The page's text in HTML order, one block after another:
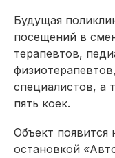
Будущая
посещений в
терапевтов,
специалистов, а
пять коек.
Объект появится
остановкой